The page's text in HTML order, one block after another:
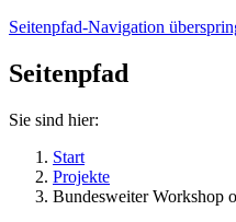
Seitenpfad-Navigation
Seitenpfad
Sie sind hier:
Start
Projekte
Bundesweiter Workshop